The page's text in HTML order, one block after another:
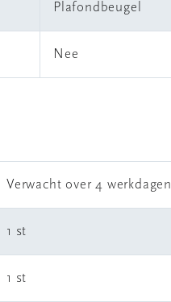
Plafondbeugel
Nee
Verwacht over 4 werkdagen
1 st
1 st